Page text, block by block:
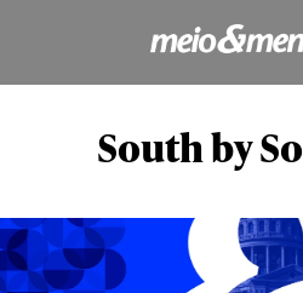
South by